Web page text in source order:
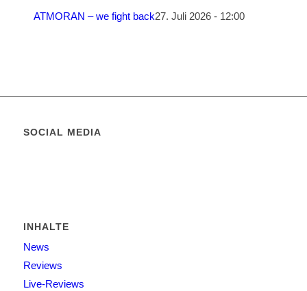
ATMORAN – we fight back27. Juli 2026 - 12:00
SOCIAL MEDIA
INHALTE
News
Reviews
Live-Reviews